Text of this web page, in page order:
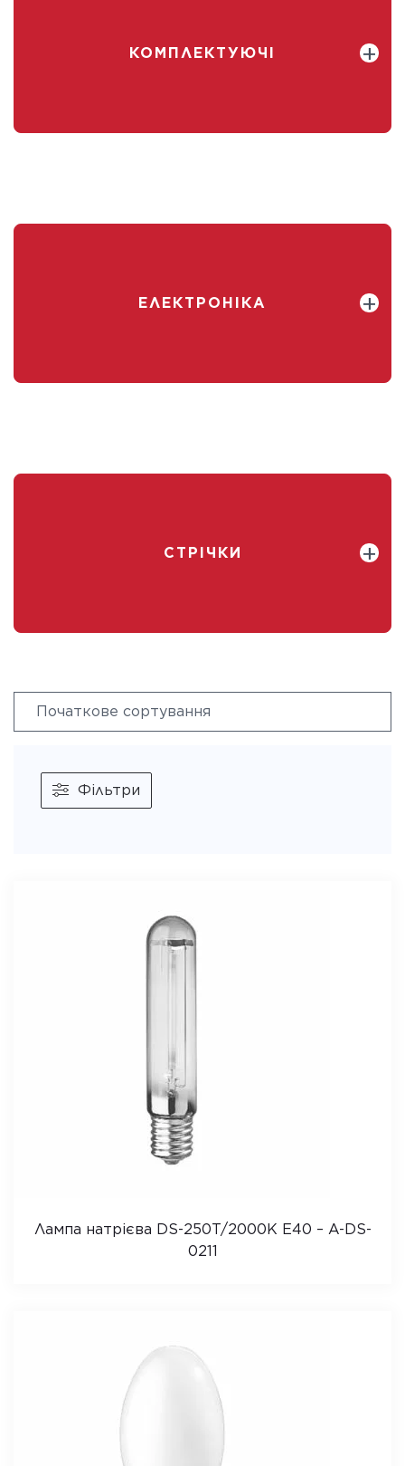
КОМПЛЕКТУЮЧІ
ЕЛЕКТРОНІКА
СТРІЧКИ
Фільтри
Лампа натрієва DS-250T/2000K E40 – A-DS-
0211